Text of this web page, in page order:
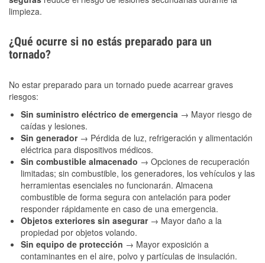
limpieza.
¿Qué ocurre si no estás preparado para un
tornado?
No estar preparado para un tornado puede acarrear graves
riesgos:
Sin suministro eléctrico de emergencia → Mayor riesgo de
caídas y lesiones.
Sin generador → Pérdida de luz, refrigeración y alimentación
eléctrica para dispositivos médicos.
Sin combustible almacenado → Opciones de recuperación
limitadas; sin combustible, los generadores, los vehículos y las
herramientas esenciales no funcionarán. Almacena
combustible de forma segura con antelación para poder
responder rápidamente en caso de una emergencia.
Objetos exteriores sin asegurar → Mayor daño a la
propiedad por objetos volando.
Sin equipo de protección → Mayor exposición a
contaminantes en el aire, polvo y partículas de insulación.